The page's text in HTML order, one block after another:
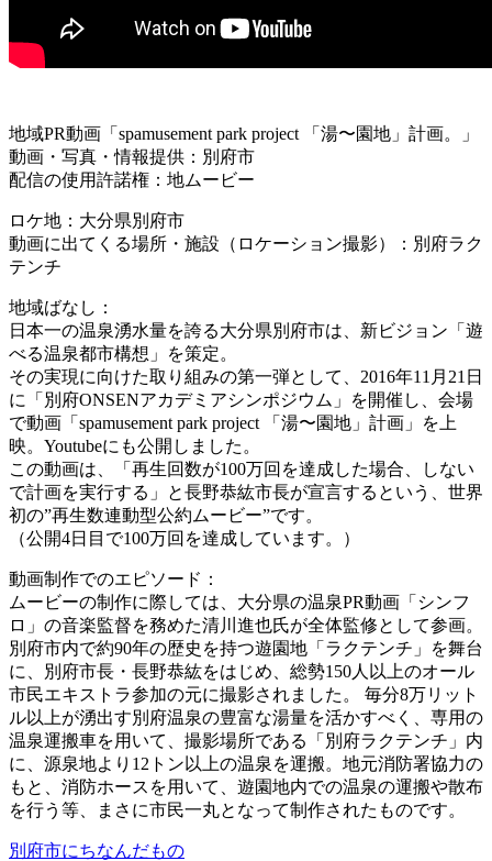
地域PR動画「spamusement park project 「湯〜園地」計画。」
動画・写真・情報提供：別府市
配信の使用許諾権：地ムービー
ロケ地：大分県別府市
動画に出てくる場所・施設（ロケーション撮影）：別府ラク
テンチ
地域ばなし：
日本一の温泉湧水量を誇る大分県別府市は、新ビジョン「遊
べる温泉都市構想」を策定。
その実現に向けた取り組みの第一弾として、2016年11月21日
に「別府ONSENアカデミアシンポジウム」を開催し、会場
で動画「spamusement park project 「湯〜園地」計画」を上
映。Youtubeにも公開しました。
この動画は、「再生回数が100万回を達成した場合、しない
で計画を実行する」と長野恭紘市長が宣言するという、世界
初の”再生数連動型公約ムービー”です。
（公開4日目で100万回を達成しています。）
動画制作でのエピソード：
ムービーの制作に際しては、大分県の温泉PR動画「シンフ
ロ」の音楽監督を務めた清川進也氏が全体監修として参画。
別府市内で約90年の歴史を持つ遊園地「ラクテンチ」を舞台
に、別府市長・長野恭紘をはじめ、総勢150人以上のオール
市民エキストラ参加の元に撮影されました。 毎分8万リット
ル以上が湧出す別府温泉の豊富な湯量を活かすべく、専用の
温泉運搬車を用いて、撮影場所である「別府ラクテンチ」内
に、源泉地より12トン以上の温泉を運搬。地元消防署協力の
もと、消防ホースを用いて、遊園地内での温泉の運搬や散布
を行う等、まさに市民一丸となって制作されたものです。
別府市にちなんだもの